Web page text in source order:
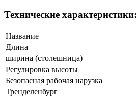
Технические характеристики:
Название
Длина
ширина (столешница)
Регулировка высоты
Безопасная рабочая нарузка
Тренделенбург